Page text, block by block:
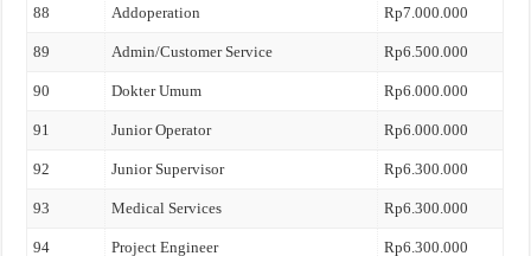
88 Addoperation Rp7.000.000
89 Admin/Customer Service Rp6.500.000
90 Dokter Umum Rp6.000.000
91 Junior Operator Rp6.000.000
92 Junior Supervisor Rp6.300.000
93 Medical Services Rp6.300.000
94 Project Engineer Rp6.300.000